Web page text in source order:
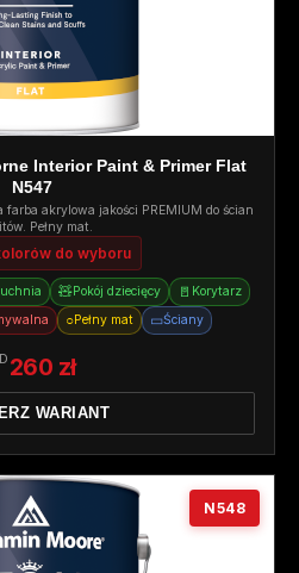
Interior Paint & Primer Flat
N547
akrylowa jakości PREMIUM do ścian
Pełny mat.
do wyboru
🧸Pokój dziecięcy 🚪 Korytarz
○Pełny mat ▭Ściany
260 zł
WARIANT
N548